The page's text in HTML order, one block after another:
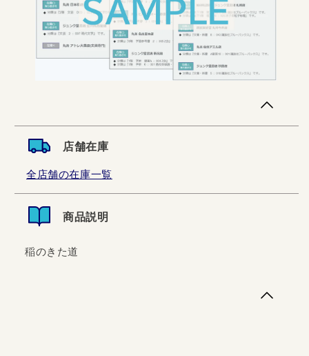
店舗在庫
全店舗の在庫一覧
商品説明
稲のきた道